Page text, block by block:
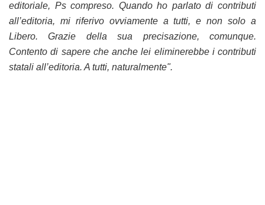
editoriale, Ps compreso. Quando ho parlato di contributi
all’editoria, mi riferivo ovviamente a tutti, e non solo a
Libero. Grazie della sua precisazione, comunque.
Contento di sapere che anche lei eliminerebbe i contributi
statali all’editoria. A tutti, naturalmente".